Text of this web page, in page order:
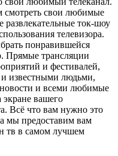
смотреть свои любимые
ток-шоу
телевизора.
понравившейся
Прямые трансляции
и фестивалей,
известными людьми,
новости и всеми любимые
вашего
Всё что вам нужно это
мы предоставим вам
тв в самом лучшем